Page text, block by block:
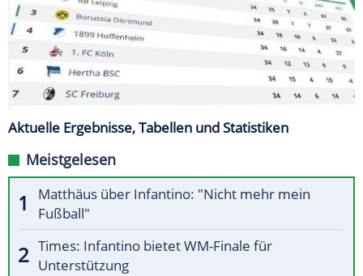
Aktuelle Ergebnisse, Tabellen und Statistiken
Meistgelesen
Matthäus über Infantino: "Nicht mehr mein
Fußball"
Times: Infantino bietet WM-Finale für
Unterstützung